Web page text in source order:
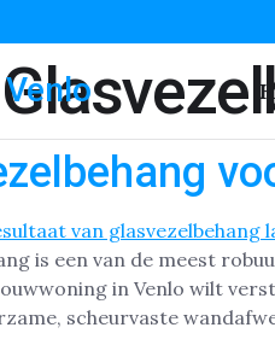
is een van de meest
in Venlo wilt
scheurvaste